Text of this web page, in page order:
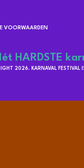
VOORWAARDEN
HARDSTE
2026. KARNAVAL FESTIVAL